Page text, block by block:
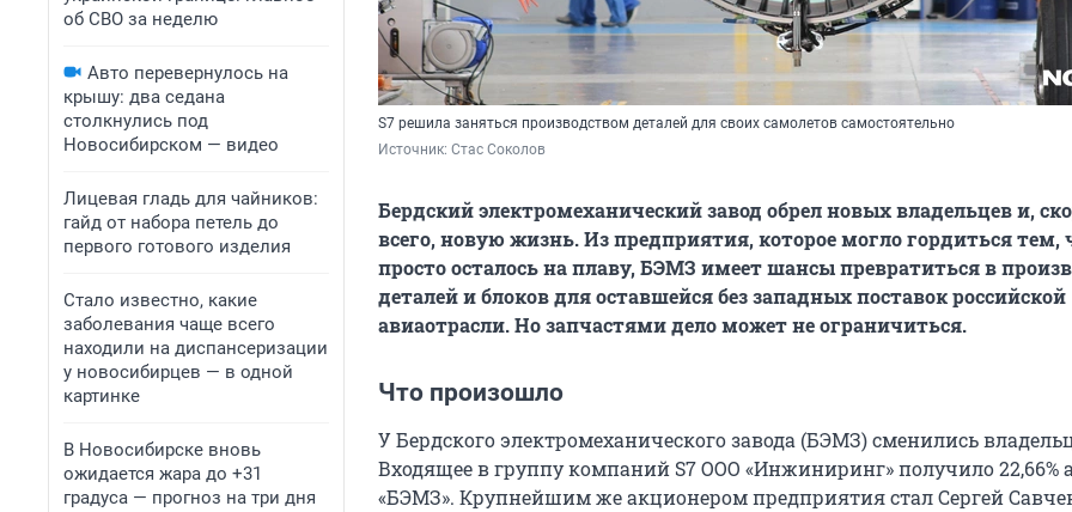
об СВО за неделю
Авто перевернулось на
крышу: два седана
столкнулись под
Новосибирском — видео
Лицевая гладь для чайников:
гайд от набора петель до
первого готового изделия
Стало известно, какие
заболевания чаще всего
находили на диспансеризации
у новосибирцев — в одной
картинке
В Новосибирске вновь
ожидается жара до +31
градуса — прогноз на три дня
S7 решила заняться производством деталей для своих самолетов самостоятельно
Источник: Стас Соколов
Бердский электромеханический завод обрел новых владельцев и,
всего, новую жизнь. Из предприятия, которое могло гордиться тем,
просто осталось на плаву, БЭМЗ имеет шансы превратиться в
деталей и блоков для оставшейся без западных поставок российской
авиаотрасли. Но запчастями дело может не ограничиться.
Что произошло
У Бердского электромеханического завода (БЭМЗ) сменились
Входящее в группу компаний S7 ООО «Инжиниринг» получило 22,66%
«БЭМЗ». Крупнейшим же акционером предприятия стал Сергей